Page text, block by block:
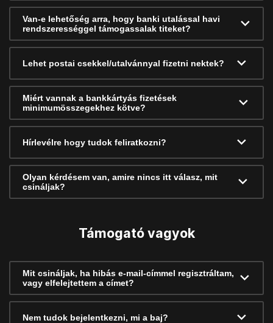
Van-e lehetőség arra, hogy banki utalással havi
rendszerességgel támogassalak titeket?
Lehet postai csekkel/utalvánnyal fizetni nektek?
Miért vannak a bankkártyás fizetések
minimumösszegekhez kötve?
Hírlevélre hogy tudok feliratkozni?
Olyan kérdésem van, amire nincs itt válasz, mit
csináljak?
Támogató vagyok
Mit csináljak, ha hibás e-mail-címmel regisztráltam,
vagy elfelejtettem a címet?
Nem tudok bejelentkezni, mi a baj?